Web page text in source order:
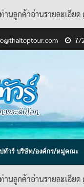
านลูกค้าอ่านรายละเอี
7/
ทัวร์ บริษัท/องค์กร/หมู่คณะ
านลูกค้าอ่านรายละเอี